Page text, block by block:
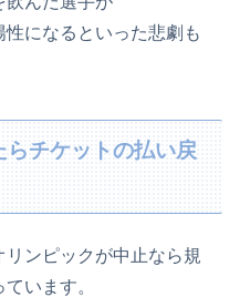
になるといった悲劇も
らチケットの払い戻
ンピックが中止なら規
ています。